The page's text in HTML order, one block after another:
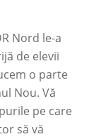
Nord le-a
de elevii
o parte
Nou. Vă
pe care
să vă